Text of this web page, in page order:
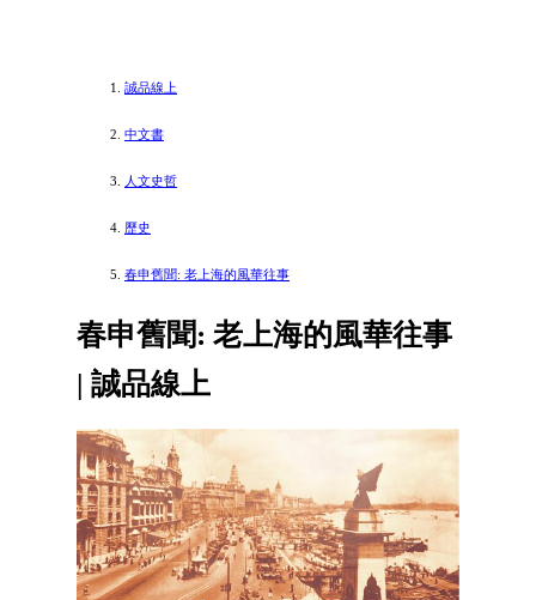
誠品線上
中文書
人文史哲
歷史
春申舊聞: 老上海的風華往事
春申舊聞: 老上海的風華往事
| 誠品線上